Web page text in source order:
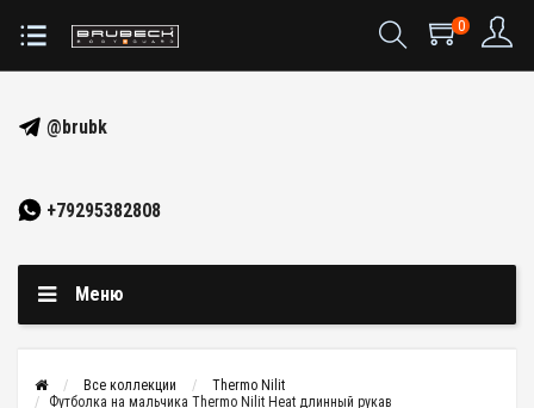
0
@brubk
+79295382808
Меню
Все коллекции
Thermo Nilit
Футболка на мальчика Thermo Nilit Heat длинный рукав